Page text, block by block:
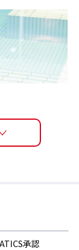
承認